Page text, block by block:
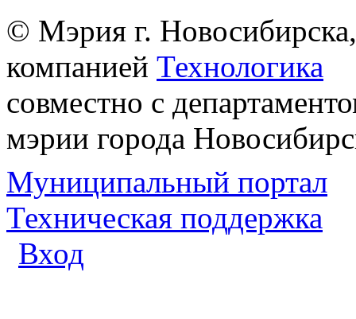
© Мэрия г.
компанией Технологика
совместно с
мэрии города
Муниципальный портал
Техническая поддержка
Вход